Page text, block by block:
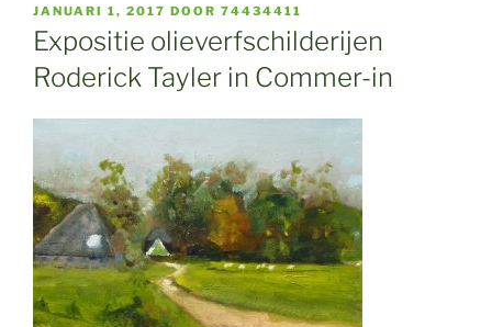
GEPLAATST
OP
JANUARI 1, 2017 DOOR 74434411
Expositie olieverfschilderijen
Roderick Tayler in Commer-in